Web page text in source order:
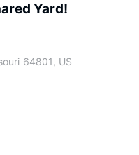
Yard!
64801, US